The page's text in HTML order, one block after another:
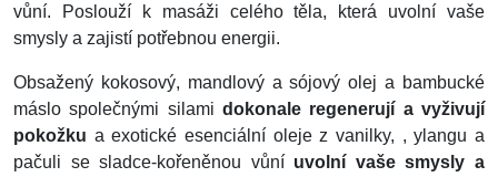
vůní. Poslouží k masáži celého těla, která uvolní vaše
smysly a zajistí potřebnou energii.
Obsažený kokosový, mandlový a sójový olej a bambucké
máslo společnými silami dokonale regenerují a vyživují
pokožku a exotické esenciální oleje z vanilky, , ylangu a
pačuli se sladce-kořeněnou vůní uvolní vaše smysly a